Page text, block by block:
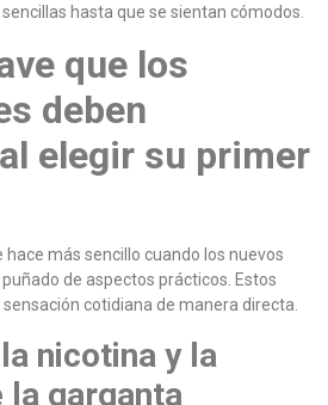
hasta que se sientan cómodos.
que los
deben
elegir su primer
hace más sencillo cuando los nuevos
de aspectos prácticos. Estos
cotidiana de manera directa.
nicotina y la
la garganta